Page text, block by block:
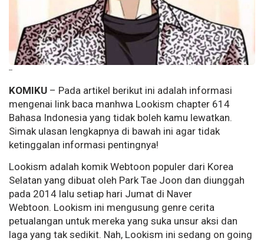
--
KOMIKU – Pada artikel berikut ini adalah informasi
mengenai link baca manhwa Lookism chapter 614
Bahasa Indonesia yang tidak boleh kamu lewatkan.
Simak ulasan lengkapnya di bawah ini agar tidak
ketinggalan informasi pentingnya!
Lookism adalah komik Webtoon populer dari Korea
Selatan yang dibuat oleh Park Tae Joon dan diunggah
pada 2014 lalu setiap hari Jumat di Naver
Webtoon. Lookism ini mengusung genre cerita
petualangan untuk mereka yang suka unsur aksi dan
laga yang tak sedikit. Nah, Lookism ini sedang on going